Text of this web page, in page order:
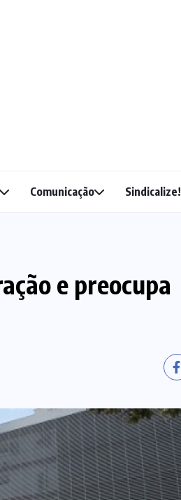
Comunicação Sindicalize!
e preocupa